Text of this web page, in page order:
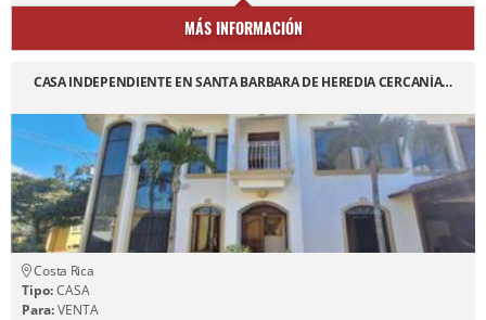
MÁS INFORMACIÓN
CASA INDEPENDIENTE EN SANTA BARBARA DE HEREDIA CERCANÍA…
Costa Rica
Tipo:CASA
Para:VENTA